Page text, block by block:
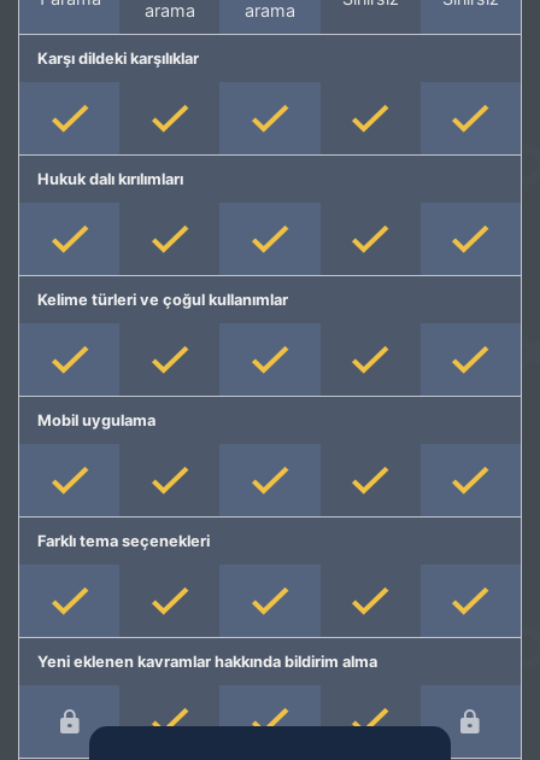
arama
arama
Karşı dildeki karşılıklar
Hukuk dalı kırılımları
Kelime türleri ve çoğul kullanımlar
Mobil uygulama
Farklı tema seçenekleri
Yeni eklenen kavramlar hakkında bildirim alma